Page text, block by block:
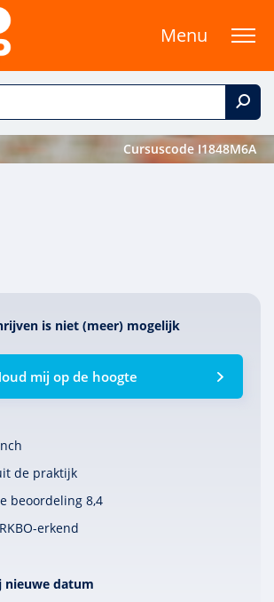
Menu
Cursuscode I1848M6A
is niet (meer) mogelijk
mij op de hoogte
de praktijk
beoordeling 8,4
erkend
nieuwe datum